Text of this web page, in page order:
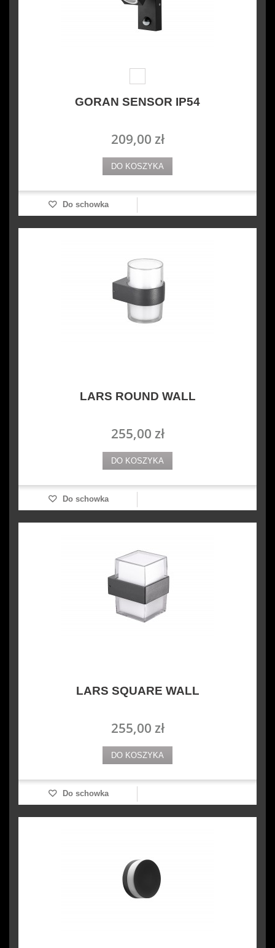
GORAN SENSOR IP54
209,00 zł
DO KOSZYKA
Do schowka
LARS ROUND WALL
255,00 zł
DO KOSZYKA
Do schowka
LARS SQUARE WALL
255,00 zł
DO KOSZYKA
Do schowka